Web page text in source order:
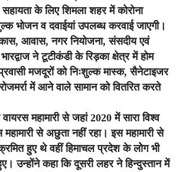
के लिए शिमला शहर में कोरोना
भोजन व दवाईयां उपलब्ध करवाई जाएगी।
आवास, नगर नियोजना, संसदीय एवं
ने टूटीकंडी के रिड़का क्षेत्र में होम
मजदूरों को निःशुल्क मास्क, सैनेटाइजर
में आने वाले सामान को वितरित करते
महामारी से जहां 2020 में सारा विश्व
से अछुता नहीं रहा। इस महामारी से
हुए थे वहीं हिमाचल प्रदेश के लोेग भी
उन्होंने कहा कि दूसरी लहर ने हिन्दुस्तान में